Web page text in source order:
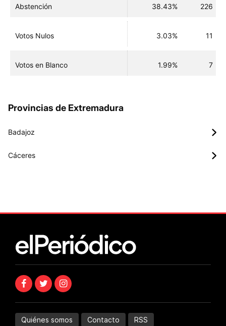
Abstención 38.43% 226
Votos Nulos 3.03% 11
Votos en Blanco 1.99% 7
Provincias de Extremadura
Badajoz
Cáceres
Quiénes somos Contacto
RSS